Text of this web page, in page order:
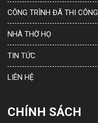
CÔNG TRÌNH ĐÃ THI CÔNG
NHÀ THỜ HỌ
TIN TỨC
LIÊN HỆ
CHÍNH SÁCH